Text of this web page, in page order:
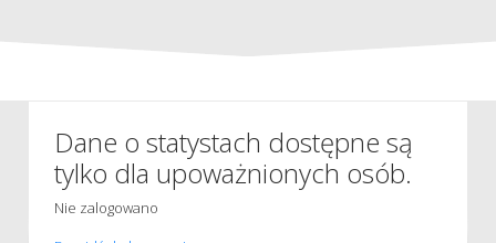
Dane o statystach dostępne są
tylko dla upoważnionych osób.
Nie zalogowano